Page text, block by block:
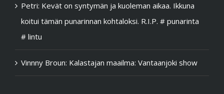
Petri: Kevät on syntymän ja kuoleman aikaa. Ikkuna
koitui tämän punarinnan kohtaloksi. R.I.P. # punarinta
# lintu
Vinnny Broun: Kalastajan maailma: Vantaanjoki show